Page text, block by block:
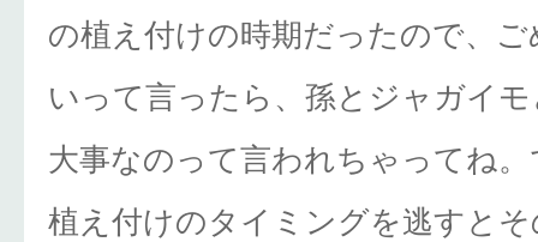
の植え付けの時期だったので、
いって言ったら、孫とジャガイ
大事なのって言われちゃってね
植え付けのタイミングを逃すと